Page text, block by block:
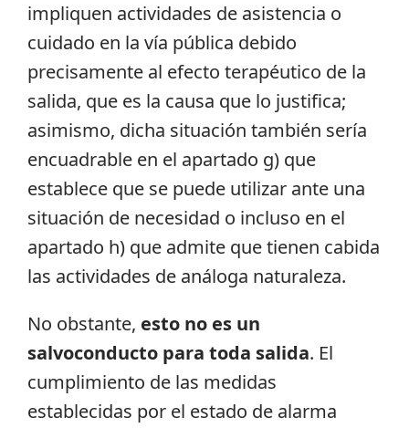
impliquen actividades de asistencia o
cuidado en la vía pública debido
precisamente al efecto terapéutico de la
salida, que es la causa que lo justifica;
asimismo, dicha situación también sería
encuadrable en el apartado g) que
establece que se puede utilizar ante una
situación de necesidad o incluso en el
apartado h) que admite que tienen cabida
las actividades de análoga naturaleza.
No obstante, esto no es un
salvoconducto para toda salida. El
cumplimiento de las medidas
establecidas por el estado de alarma